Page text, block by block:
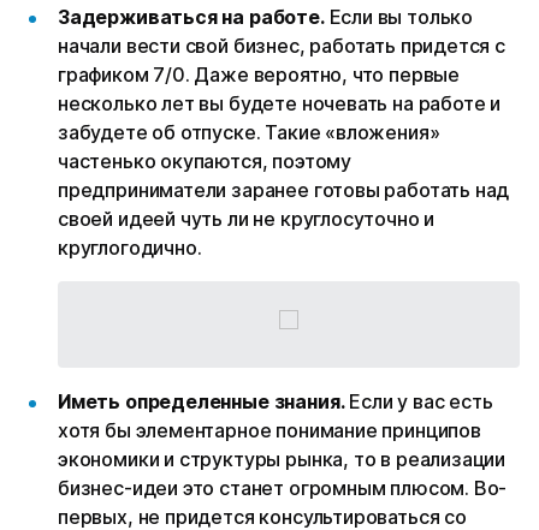
Задерживаться на работе.Если вы только
начали вести свой бизнес, работать придется с
графиком 7/0. Даже вероятно, что первые
несколько лет вы будете ночевать на работе и
забудете об отпуске. Такие «вложения»
частенько окупаются, поэтому
предприниматели заранее готовы работать над
своей идеей чуть ли не круглосуточно и
круглогодично.
Иметь определенные знания.Если у вас есть
хотя бы элементарное понимание принципов
экономики и структуры рынка, то в реализации
бизнес-идеи это станет огромным плюсом. Во-
первых, не придется консультироваться со